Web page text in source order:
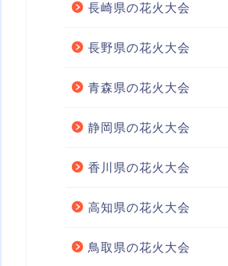
長崎県の花火大会
長野県の花火大会
青森県の花火大会
静岡県の花火大会
香川県の花火大会
高知県の花火大会
鳥取県の花火大会